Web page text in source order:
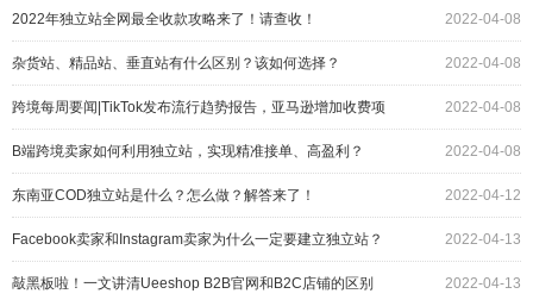
2022年独立站全网最全收款攻略来了！请查收！ 2022-04-08
杂货站、精品站、垂直站有什么区别？该如何选择？ 2022-04-08
跨境每周要闻|TikTok发布流行趋势报告，亚马逊增加收费项
目
2022-04-08
B端跨境卖家如何利用独立站，实现精准接单、高盈利？ 2022-04-08
东南亚COD独立站是什么？怎么做？解答来了！ 2022-04-12
Facebook卖家和Instagram卖家为什么一定要建立独立站？ 2022-04-13
敲黑板啦！一文讲清Ueeshop B2B官网和B2C店铺的区别 2022-04-13